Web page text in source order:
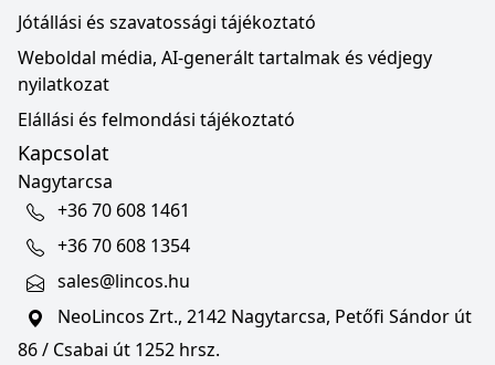
Jótállási és szavatossági tájékoztató
Weboldal média, AI-generált tartalmak és védjegy
nyilatkozat
Elállási és felmondási tájékoztató
Kapcsolat
Nagytarcsa
+36 70 608 1461
+36 70 608 1354
sales@lincos.hu
NeoLincos Zrt., 2142 Nagytarcsa, Petőfi Sándor út
86 / Csabai út 1252 hrsz.